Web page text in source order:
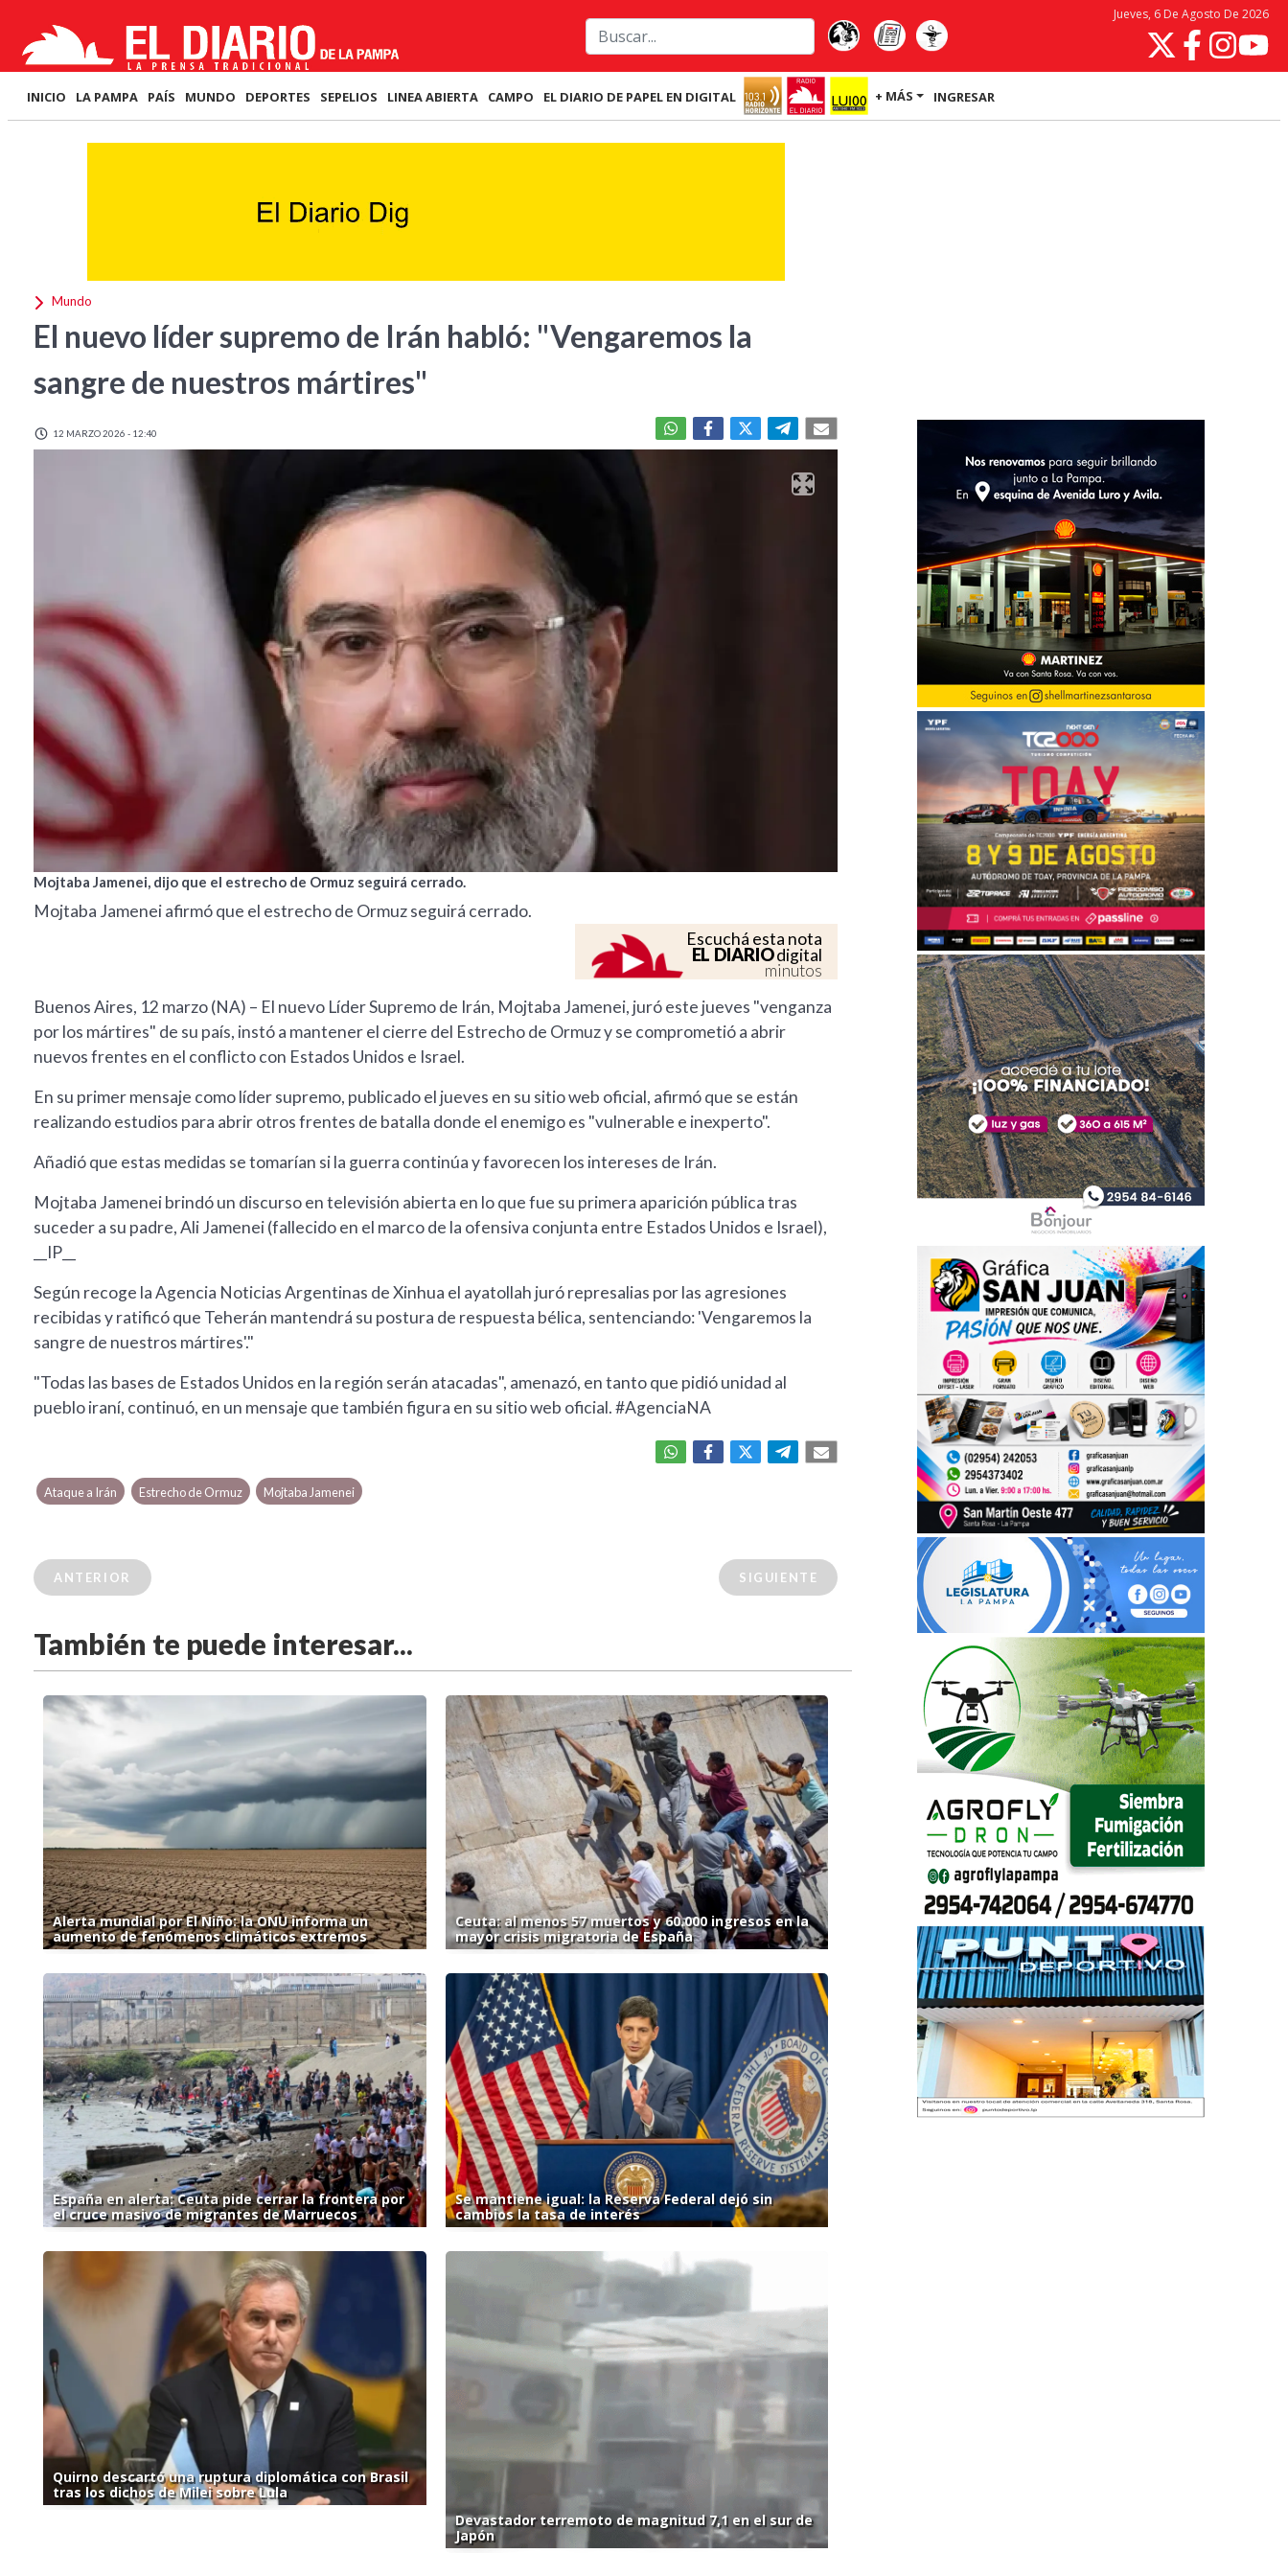
Jueves, 6 De Agosto De 2026
INICIO LA PAMPA PAÍS MUNDO DEPORTES SEPELIOS LINEA ABIERTA CAMPO EL DIARIO DE PAPEL EN DIGITAL + MÁS INGRESAR
Mundo
El nuevo líder supremo de Irán habló: "Vengaremos la
sangre de nuestros mártires"
12 MARZO 2026 - 12:40
Mojtaba Jamenei, dijo que el estrecho de Ormuz seguirá cerrado.
Mojtaba Jamenei afirmó que el estrecho de Ormuz seguirá cerrado.
Escuchá esta nota
EL DIARIOdigital
minutos
Buenos Aires, 12 marzo (NA) – El nuevo Líder Supremo de Irán, Mojtaba Jamenei, juró este jueves "venganza
por los mártires" de su país, instó a mantener el cierre del Estrecho de Ormuz y se comprometió a abrir
nuevos frentes en el conflicto con Estados Unidos e Israel.
En su primer mensaje como líder supremo, publicado el jueves en su sitio web oficial, afirmó que se están
realizando estudios para abrir otros frentes de batalla donde el enemigo es "vulnerable e inexperto".
Añadió que estas medidas se tomarían si la guerra continúa y favorecen los intereses de Irán.
Mojtaba Jamenei brindó un discurso en televisión abierta en lo que fue su primera aparición pública tras
suceder a su padre, Ali Jamenei (fallecido en el marco de la ofensiva conjunta entre Estados Unidos e Israel),
__IP__
Según recoge la Agencia Noticias Argentinas de Xinhua el ayatollah juró represalias por las agresiones
recibidas y ratificó que Teherán mantendrá su postura de respuesta bélica, sentenciando: 'Vengaremos la
sangre de nuestros mártires'."
"Todas las bases de Estados Unidos en la región serán atacadas", amenazó, en tanto que pidió unidad al
pueblo iraní, continuó, en un mensaje que también figura en su sitio web oficial. #AgenciaNA
Ataque a Irán Estrecho de Ormuz Mojtaba Jamenei
ANTERIOR SIGUIENTE
También te puede interesar...
Alerta mundial por El Niño: la ONU informa un
aumento de fenómenos climáticos extremos
Ceuta: al menos 57 muertos y 60.000 ingresos en la
mayor crisis migratoria de España
España en alerta: Ceuta pide cerrar la frontera por
el cruce masivo de migrantes de Marruecos
Se mantiene igual: la Reserva Federal dejó sin
cambios la tasa de interés
Quirno descartó una ruptura diplomática con Brasil
tras los dichos de Milei sobre Lula
Devastador terremoto de magnitud 7,1 en el sur de
Japón